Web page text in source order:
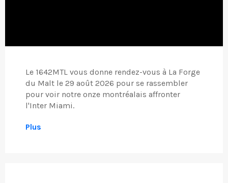
Le 1642MTL vous donne rendez-vous à La Forge
du Malt le 29 août 2026 pour se rassembler
pour voir notre onze montréalais affronter
l'Inter Miami.
Plus